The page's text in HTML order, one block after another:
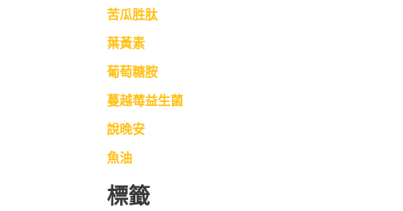
苦瓜胜肽
葉黃素
葡萄糖胺
蔓越莓益生菌
說晚安
魚油
標籤